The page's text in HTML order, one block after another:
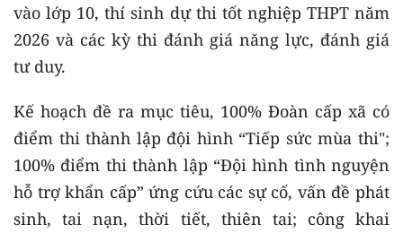
vào lớp 10, thí sinh dự thi tốt nghiệp THPT năm
2026 và các kỳ thi đánh giá năng lực, đánh giá
tư duy.
Kế hoạch đề ra mục tiêu, 100% Đoàn cấp xã có
điểm thi thành lập đội hình “Tiếp sức mùa thi";
100% điểm thi thành lập “Đội hình tình nguyện
hỗ trợ khẩn cấp” ứng cứu các sự cố, vấn đề phát
sinh, tai nạn, thời tiết, thiên tai; công khai